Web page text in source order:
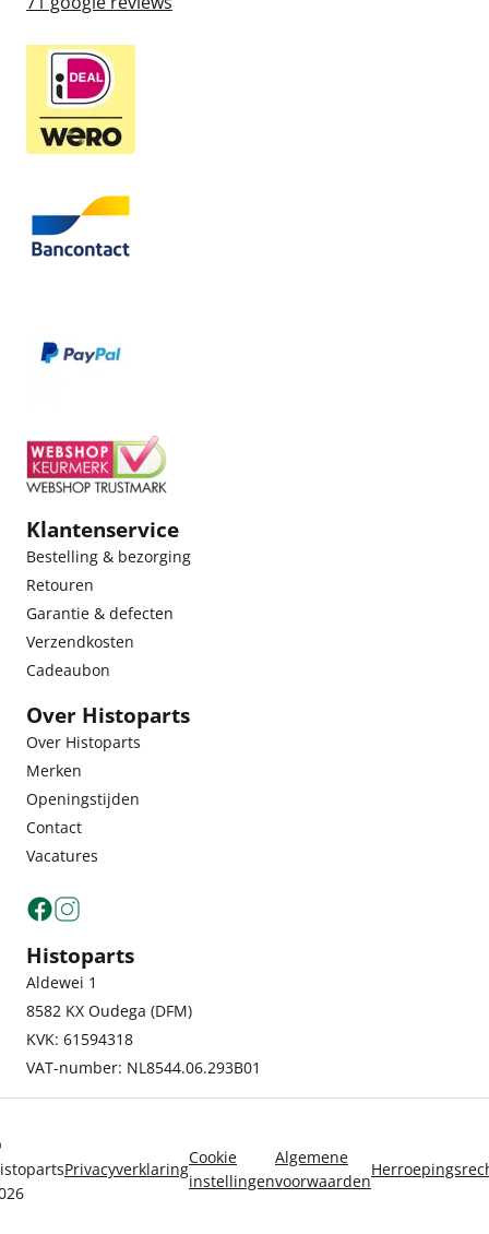
Klantenservice
Bestelling & bezorging
Retouren
Garantie & defecten
Verzendkosten
Cadeaubon
Over Histoparts
Over Histoparts
Merken
Openingstijden
Contact
Vacatures
Histoparts
Aldewei 1
8582 KX Oudega (DFM)
KVK: 61594318
VAT-number: NL8544.06.293B01
Privacyverklaring
Cookie
instellingen
Algemene
voorwaarden